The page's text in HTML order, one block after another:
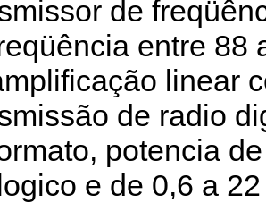
de
entre 88
linear
de radio
potencia
e de 0,6 a